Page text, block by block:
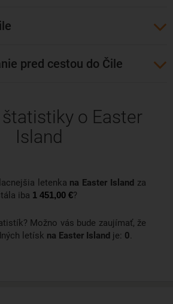
s miestnymi aerolinkami. Na
súostrovia Tahiti.
pred cestou do Čile
o Easter
Island
letenka na Easter Island za
iba 1 451,00 €?
Možno vás bude zaujímať, že
letísk na Easter Island je: 0.